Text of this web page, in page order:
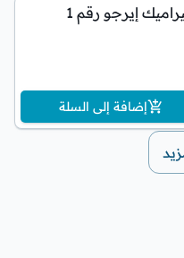
إيرجو رقم 1
إضافة إلى السلة